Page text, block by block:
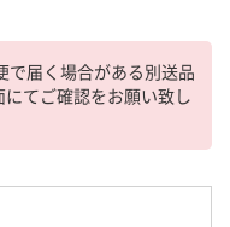
で届く場合がある別送品
てご確認をお願い致し